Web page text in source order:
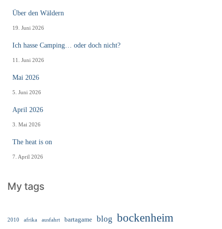
Über den Wäldern
19. Juni 2026
Ich hasse Camping… oder doch nicht?
11. Juni 2026
Mai 2026
5. Juni 2026
April 2026
3. Mai 2026
The heat is on
7. April 2026
My tags
2010 afrika ausfahrt bartagame blog bockenheim